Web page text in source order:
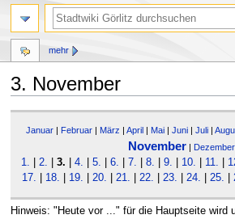
3. November
Navigation
SucheJanuar | Februar | März | April | Mai | Juni | Juli |
November | Dezember
1. 2. 3. 4. 5. 6. 7. 8. 9. 10. 11.
17.
18. 19. 20. 21. 22. 23. 24. 25.
Hinweis: "Heute vor ..." für die Hauptseite wird
mehr